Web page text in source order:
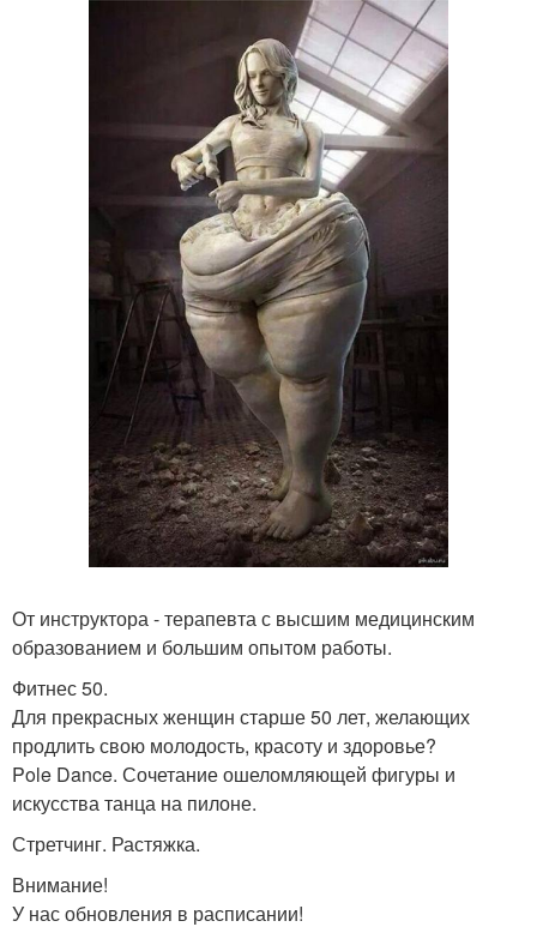
От инструктора - терапевта с высшим медицинским
образованием и большим опытом работы.
Фитнес 50.
Для прекрасных женщин старше 50 лет, желающих
продлить свою молодость, красоту и здоровье?
Pole Dance. Сочетание ошеломляющей фигуры и
искусства танца на пилоне.
Стретчинг. Растяжка.
Внимание!
У нас обновления в расписании!